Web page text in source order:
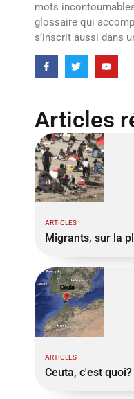
mots
glossaire qui
s’inscrit aussi dans
Articles
ARTICLES
Migrants, sur la
ARTICLES
Ceuta, c'est quoi?